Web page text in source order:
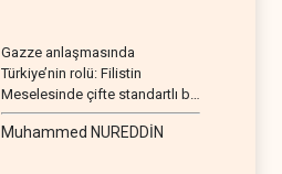
Gazze anlaşmasında
Türkiye’nin rolü: Filistin
Meselesinde çifte standartlı bir
seyir
Muhammed NUREDDİN